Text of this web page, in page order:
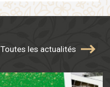
Toutes les actualités